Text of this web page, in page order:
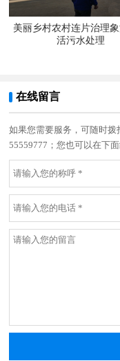
美丽乡村农村连片治理
活污水处理
在线留言
如果您需要服务，可随时拨
55559777；您也可以在下